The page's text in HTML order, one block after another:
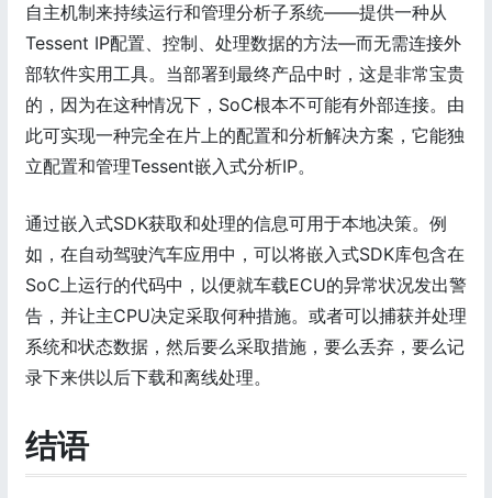
自主机制来持续运行和管理分析子系统——提供一种从
Tessent IP配置、控制、处理数据的方法—而无需连接外
部软件实用工具。当部署到最终产品中时，这是非常宝贵
的，因为在这种情况下，SoC根本不可能有外部连接。由
此可实现一种完全在片上的配置和分析解决方案，它能独
立配置和管理Tessent嵌入式分析IP。
通过嵌入式SDK获取和处理的信息可用于本地决策。例
如，在自动驾驶汽车应用中，可以将嵌入式SDK库包含在
SoC上运行的代码中，以便就车载ECU的异常状况发出警
告，并让主CPU决定采取何种措施。或者可以捕获并处理
系统和状态数据，然后要么采取措施，要么丢弃，要么记
录下来供以后下载和离线处理。
结语